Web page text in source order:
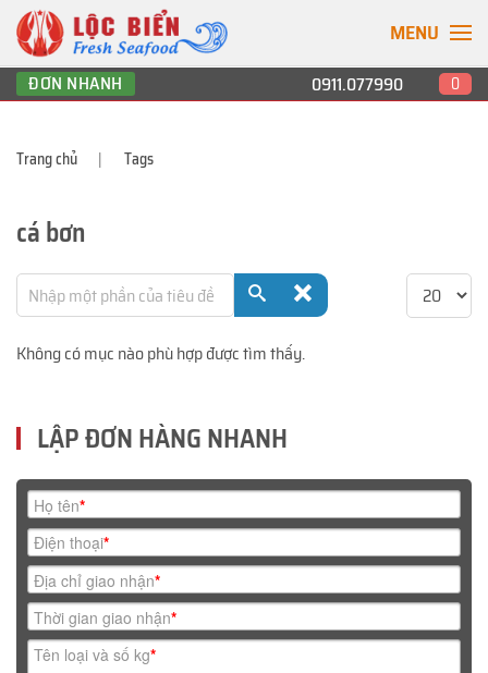
MENU
ĐƠN NHANH 0911.077990 0
Trang chủ Tags
cá bơn
Nhập một phần của tiêu đề Hiển thị #
Không có mục nào phù hợp được tìm thấy.
LẬP ĐƠN HÀNG NHANH
Họ tên*
Điện thoại*
Địa chỉ giao nhận*
Thời gian giao nhận*
Tên loại và số kg*